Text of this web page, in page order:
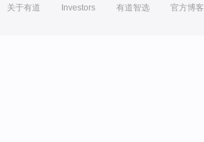
关于有道 Investors 有道智选 官方博客